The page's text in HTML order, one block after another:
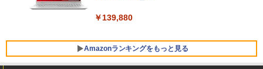
￥139,880
Amazonランキングをもっと見る